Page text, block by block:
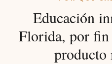
Educación
Florida, por fin
producto